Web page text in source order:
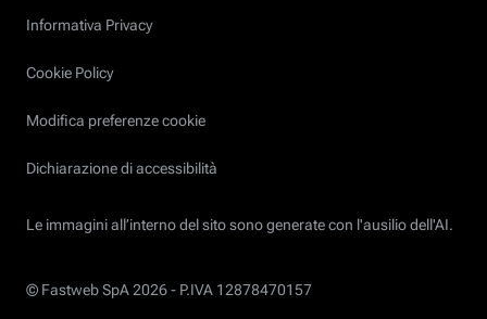
Informativa Privacy
Cookie Policy
Modifica preferenze cookie
Dichiarazione di accessibilità
Le immagini all’interno del sito sono generate con l'ausilio dell'AI.
© Fastweb SpA 2026 - P.IVA 12878470157